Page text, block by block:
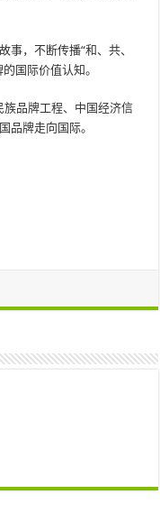
事，不断传播“和、共、
国际价值认知。
族品牌工程、中国经济信
品牌走向国际。